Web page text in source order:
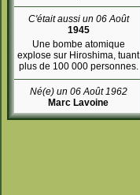
C'était aussi un 06 Août
1945
Une bombe atomique
explose sur Hiroshima, tuant
plus de 100 000 personnes.
Né(e) un 06 Août 1962
Marc Lavoine